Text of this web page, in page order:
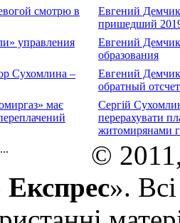
Евгений
пришедший
Евгений
образования
Евгений
обратный отсчет
Сергій
перерахувати
житомирянами
©
».